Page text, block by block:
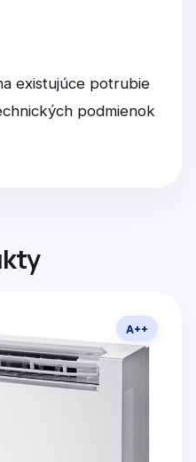
existujúce potrubie
podmienok
A++